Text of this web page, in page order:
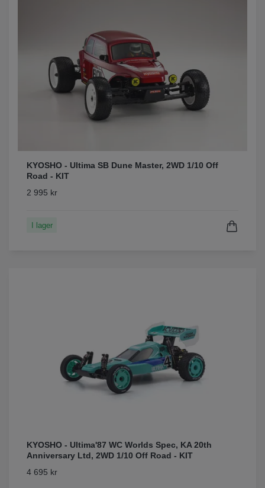
KYOSHO - Ultima SB Dune Master, 2WD 1/10 Off
Road - KIT
2 995 kr
I lager
KYOSHO - Ultima'87 WC Worlds Spec, KA 20th
Anniversary Ltd, 2WD 1/10 Off Road - KIT
4 695 kr